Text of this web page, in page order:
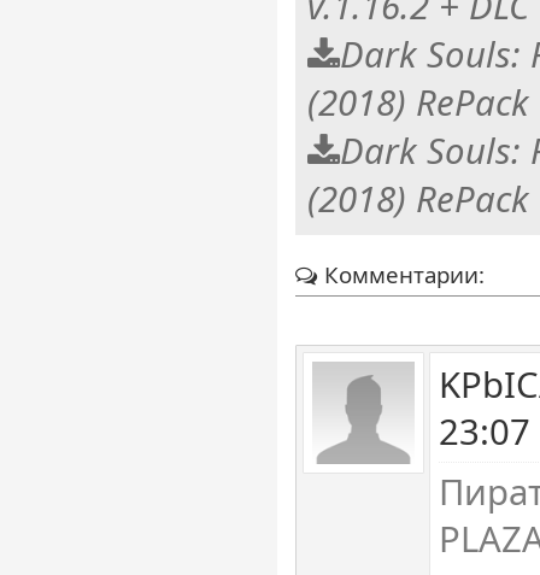
Dark Souls:
(2018)
Dark Souls:
(2018)
Комментарии: